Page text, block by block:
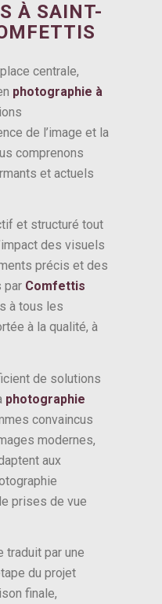
À SAINT-
centrale,
photographie à
de l’image et la
comprenons
et actuels
et structuré tout
des visuels
précis et des
par Comfettis
à tous les
à la qualité, à
de solutions
photographie
convaincus
modernes,
aux
prises de vue
traduit par une
du projet
finale,